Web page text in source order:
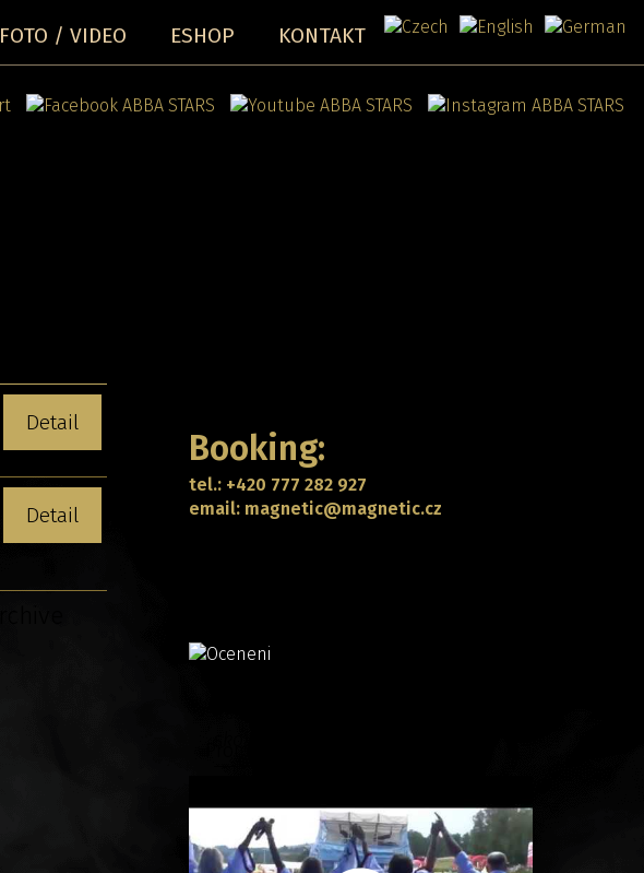
FOTO / VIDEO ESHOP KONTAKT
Detail
Detail
Booking:
tel.: +420 777 282 927
email: magnetic@magnetic.cz